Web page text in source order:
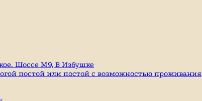
Шоссе М9, В Избушке
постой или постой с возможностью проживания